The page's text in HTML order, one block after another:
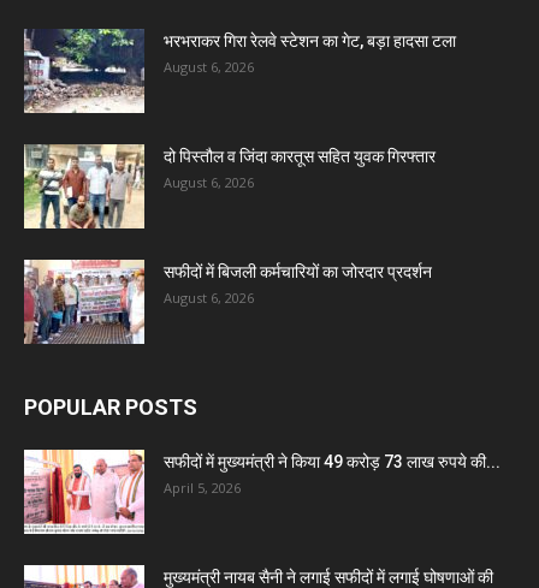
भरभराकर गिरा रेलवे स्टेशन का गेट, बड़ा हादसा टला
August 6, 2026
दो पिस्तौल व जिंदा कारतूस सहित युवक गिरफ्तार
August 6, 2026
सफीदों में बिजली कर्मचारियों का जोरदार प्रदर्शन
August 6, 2026
POPULAR POSTS
सफीदों में मुख्यमंत्री ने किया 49 करोड़ 73 लाख रुपये की...
April 5, 2026
मुख्यमंत्री नायब सैनी ने लगाई सफीदों में लगाई घोषणाओं की